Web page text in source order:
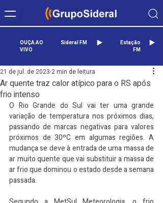
OUÇA AO
VIVO
Sideral FM
Estação
FM
Ar quente traz calor atípico para o RS após
frio intenso
21 de jul. de 2023 2 min de leitura
O Rio Grande do Sul vai ter uma grande
variação de temperatura nos próximos dias,
passando de marcas negativas para valores
próximos de 30ºC em algumas regiões. A
mudança se deve à entrada de uma massa de
ar muito quente que vai substituir a massa de
ar frio que dominou o estado desde a semana
passada.